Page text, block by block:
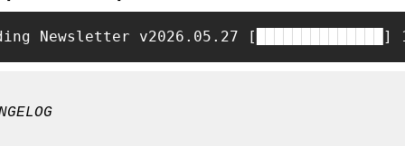
Newsletter v2026.05.27 [██████████████]